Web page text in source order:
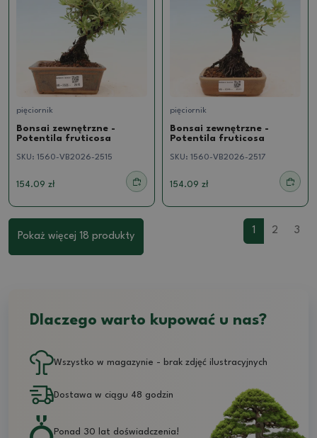
pięciornik
Bonsai zewnętrzne -
Potentila fruticosa
SKU: 1560-VB2026-2515
154.09 zł
pięciornik
Bonsai zewnętrzne -
Potentila fruticosa
SKU: 1560-VB2026-2517
154.09 zł
Pokaż więcej 18 produkty
1 2 3
Dlaczego warto kupować u nas?
Wszystko w magazynie - brak zdjęć ilustracyjnych
Dostawa w ciągu 48 godzin
Ponad 30 lat doświadczenia!